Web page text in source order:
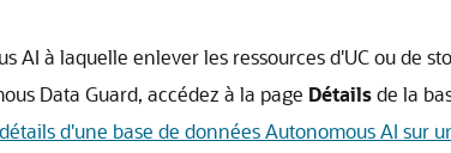
AI à laquelle enlever les ressources d'UC ou de
Data Guard, accédez à la page Détailsde la
d'une base de données Autonomous AI sur